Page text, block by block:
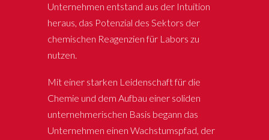
Unternehmen entstand aus der Intuition
heraus, das Potenzial des Sektors der
chemischen Reagenzien für Labors zu
nutzen.
Mit einer starken Leidenschaft für die
Chemie und dem Aufbau einer soliden
unternehmerischen Basis begann das
Unternehmen einen Wachstumspfad, der